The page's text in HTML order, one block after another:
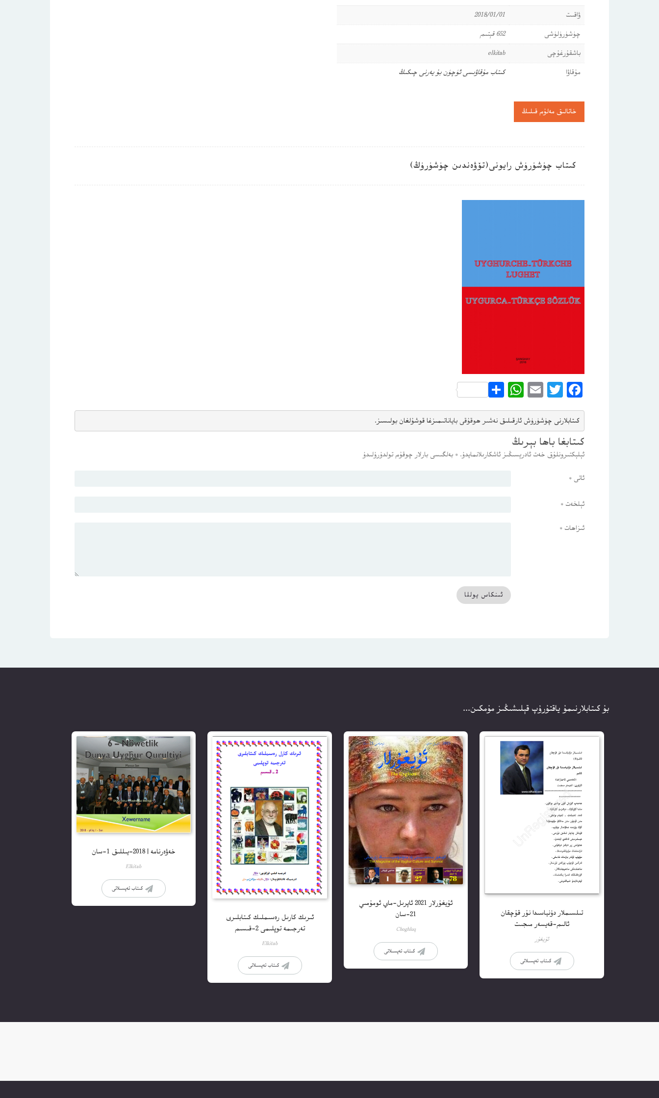
ۋاقىت
2018/01/01
چۈشۈرۈلۈشى
652 قېتىم
باشقۇرغۇچى
elkitab
مۇقاۋا
كىتاب مۇقاۋىسى ئۈچۈن بۇ يەرنى چىكىڭ
خاتالىق مەلۇم قىلىڭ
كىتاب چۈشۈرۈش رايونى(تۆۋەندىن چۈشۈرۈڭ)
Facebook
Twitter
Email
WhatsApp
Share
كىتابلارنى چۈشۈرۈش ئارقىلىق نەشىر ھوقۇقى باياناتىمىزغا قوشۇلغان بولىسىز.
كىتابغا باھا بېرىڭ
ئېلېكتىرونلۇق خەت ئادرېسىڭىز ئاشكارىلانمايدۇ. * بەلگىسى بارلار چوقۇم تولدۇرۇلىدۇ
ئاتى *
ئېلخەت *
ئىزاھات *
بۇ كىتابلارنىمۇ ياقتۇرۇپ قېلىشىڭىز مۇمكىن...
تىلسىملار دۇنياسىدا نۇر قۇچقان
ئالىم-قەيسەر مىجىت
ئۇيغۇر
كىتاب تەپسىلاتى
ئۇيغۇرلار 2021 ئاپرىل-ماي ئومۇمىي
21-سان
Choghluq
كىتاب تەپسىلاتى
ئىرىك كارىل رەسىملىك كىتابلىرى
تەرجىمە توپلىمى 2-قىسىم
Elkitab
كىتاب تەپسىلاتى
خەۋەرنامە | 2018-يىللىق 1-سان
Elkitab
كىتاب تەپسىلاتى